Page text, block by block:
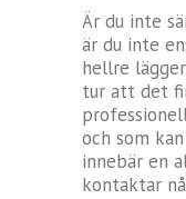
Är du inte
är du inte
hellre
tur att det
och som
innebär en
kontaktar